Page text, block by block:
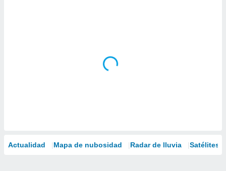
Actualidad Mapa de nubosidad Radar de lluvia Satélites